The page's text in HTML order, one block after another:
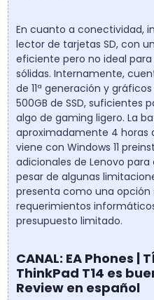
En cuanto a conectividad,
lector de tarjetas SD, con
eficiente pero no ideal
sólidas. Internamente,
de 11ª generación y gráficos
500GB de SSD, suficientes
algo de gaming ligero. La
aproximadamente 4 horas
viene con Windows 11
adicionales de Lenovo
pesar de algunas
presenta como una opción
requerimientos
presupuesto limitado.
CANAL: EA Phones |
ThinkPad T14 es
Review en español